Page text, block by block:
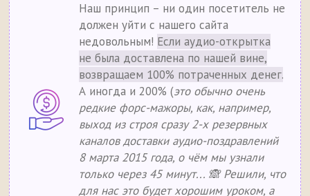
Наш принцип – ни один посетитель не
должен уйти с нашего сайта
недовольным! Если аудио-открытка
не была доставлена по нашей вине,
возвращаем 100% потраченных денег.
А иногда и 200% (это обычно очень
редкие форс-мажоры, как, например,
выход из строя сразу 2-х резервных
каналов доставки аудио-поздравлений
8 марта 2015 года, о чём мы узнали
только через 45 минут... 🙈 Решили, что
для нас это будет хорошим уроком, а